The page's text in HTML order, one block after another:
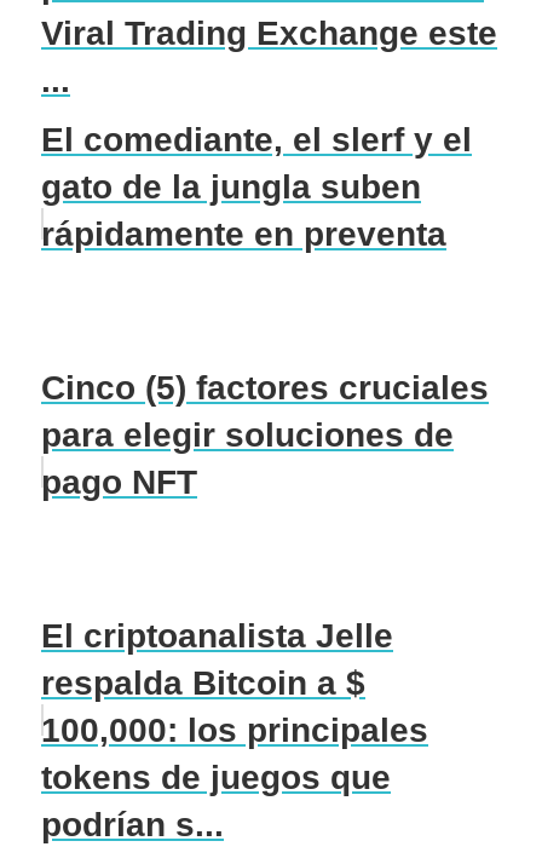
Viral Trading Exchange este
...
El comediante, el slerf y el
gato de la jungla suben
rápidamente en preventa
Cinco (5) factores cruciales
para elegir soluciones de
pago NFT
El criptoanalista Jelle
respalda Bitcoin a $
100,000: los principales
tokens de juegos que
podrían s...